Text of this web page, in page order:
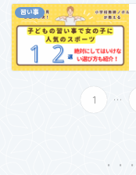
習い事
1 ...